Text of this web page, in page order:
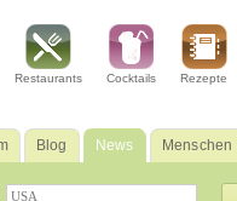
Restaurants Cocktails Rezepte
Blog News Menschen